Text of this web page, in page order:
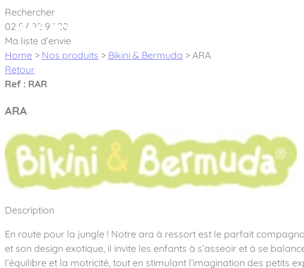
Cookies management panel
Créateur et fabricant d’aires de jeux &
Nos dernières actualités
À propos
Nos Garanties
Notre concept
Aires de jeux Bikini & Bermuda®
Tous nos jeux
Jeux inclusifs
Sport & Fitness Sport&Co®
Agrès fitness
Mobilier & accessoires
Rechercher
02 97 02 97 20
Ma liste d’envie
Home > Nos produits > Bikini & Bermuda > ARA
Retour
Ref : RAR
ARA
Description
En route pour la jungle ! Notre ara à ressort est le parfait
et son design exotique, il invite les enfants à s’asseoir et à se
l’équilibre et la motricité, tout en stimulant l’imagination des petits